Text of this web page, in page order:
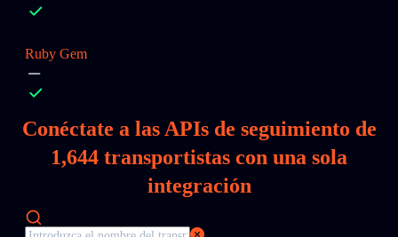
Ruby Gem
Conéctate a las APIs de seguimiento de
1,644 transportistas con una sola
integración